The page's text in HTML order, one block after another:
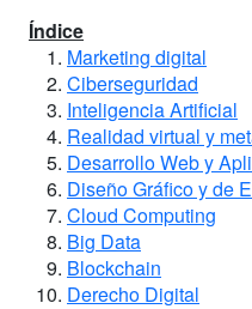
Índice
Marketing digital
Ciberseguridad
Inteligencia Artificial
Realidad virtual y
Desarrollo Web y
Diseño Gráfico y de
Cloud Computing
Big Data
Blockchain
Derecho Digital